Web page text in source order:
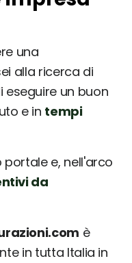
una
alla ricerca di
eseguire un buon
e in tempi
e, nell'arco
da
è
in tutta Italia in